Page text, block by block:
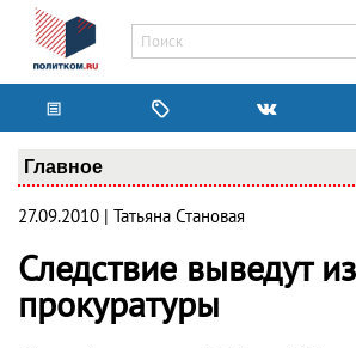
Главное
27.09.2010 | Татьяна Становая
Следствие выведут
прокуратуры